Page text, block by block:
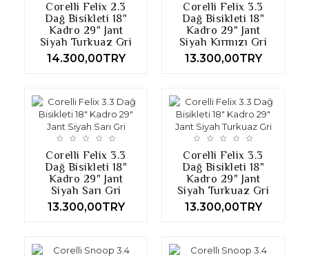
Corelli Felix 2.3
Dağ Bisikleti 18"
Kadro 29" Jant
Siyah Turkuaz Gri
14.300,00TRY
Corelli Felix 3.3
Dağ Bisikleti 18"
Kadro 29" Jant
Siyah Kırmızı Gri
13.300,00TRY
Corelli Felix 3.3
Dağ Bisikleti 18"
Kadro 29" Jant
Siyah Sarı Gri
13.300,00TRY
Corelli Felix 3.3
Dağ Bisikleti 18"
Kadro 29" Jant
Siyah Turkuaz Gri
13.300,00TRY